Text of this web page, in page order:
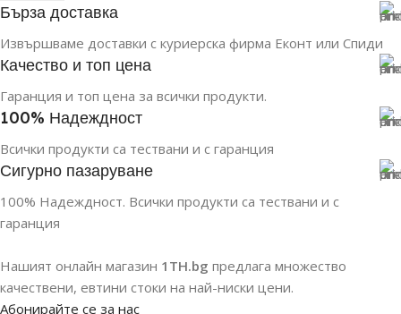
Бърза доставка
Извършваме доставки с куриерска фирма Еконт или Спиди
Качество и топ цена
Гаранция и топ цена за всички продукти.
100% Надеждност
Всички продукти са тествани и с гаранция
Сигурно пазаруване
100% Надеждност. Всички продукти са тествани и с
гаранция
Нашият онлайн магазин 1TH.bg предлага множество
качествени, евтини стоки на най-ниски цени.
Абонирайте се за нас